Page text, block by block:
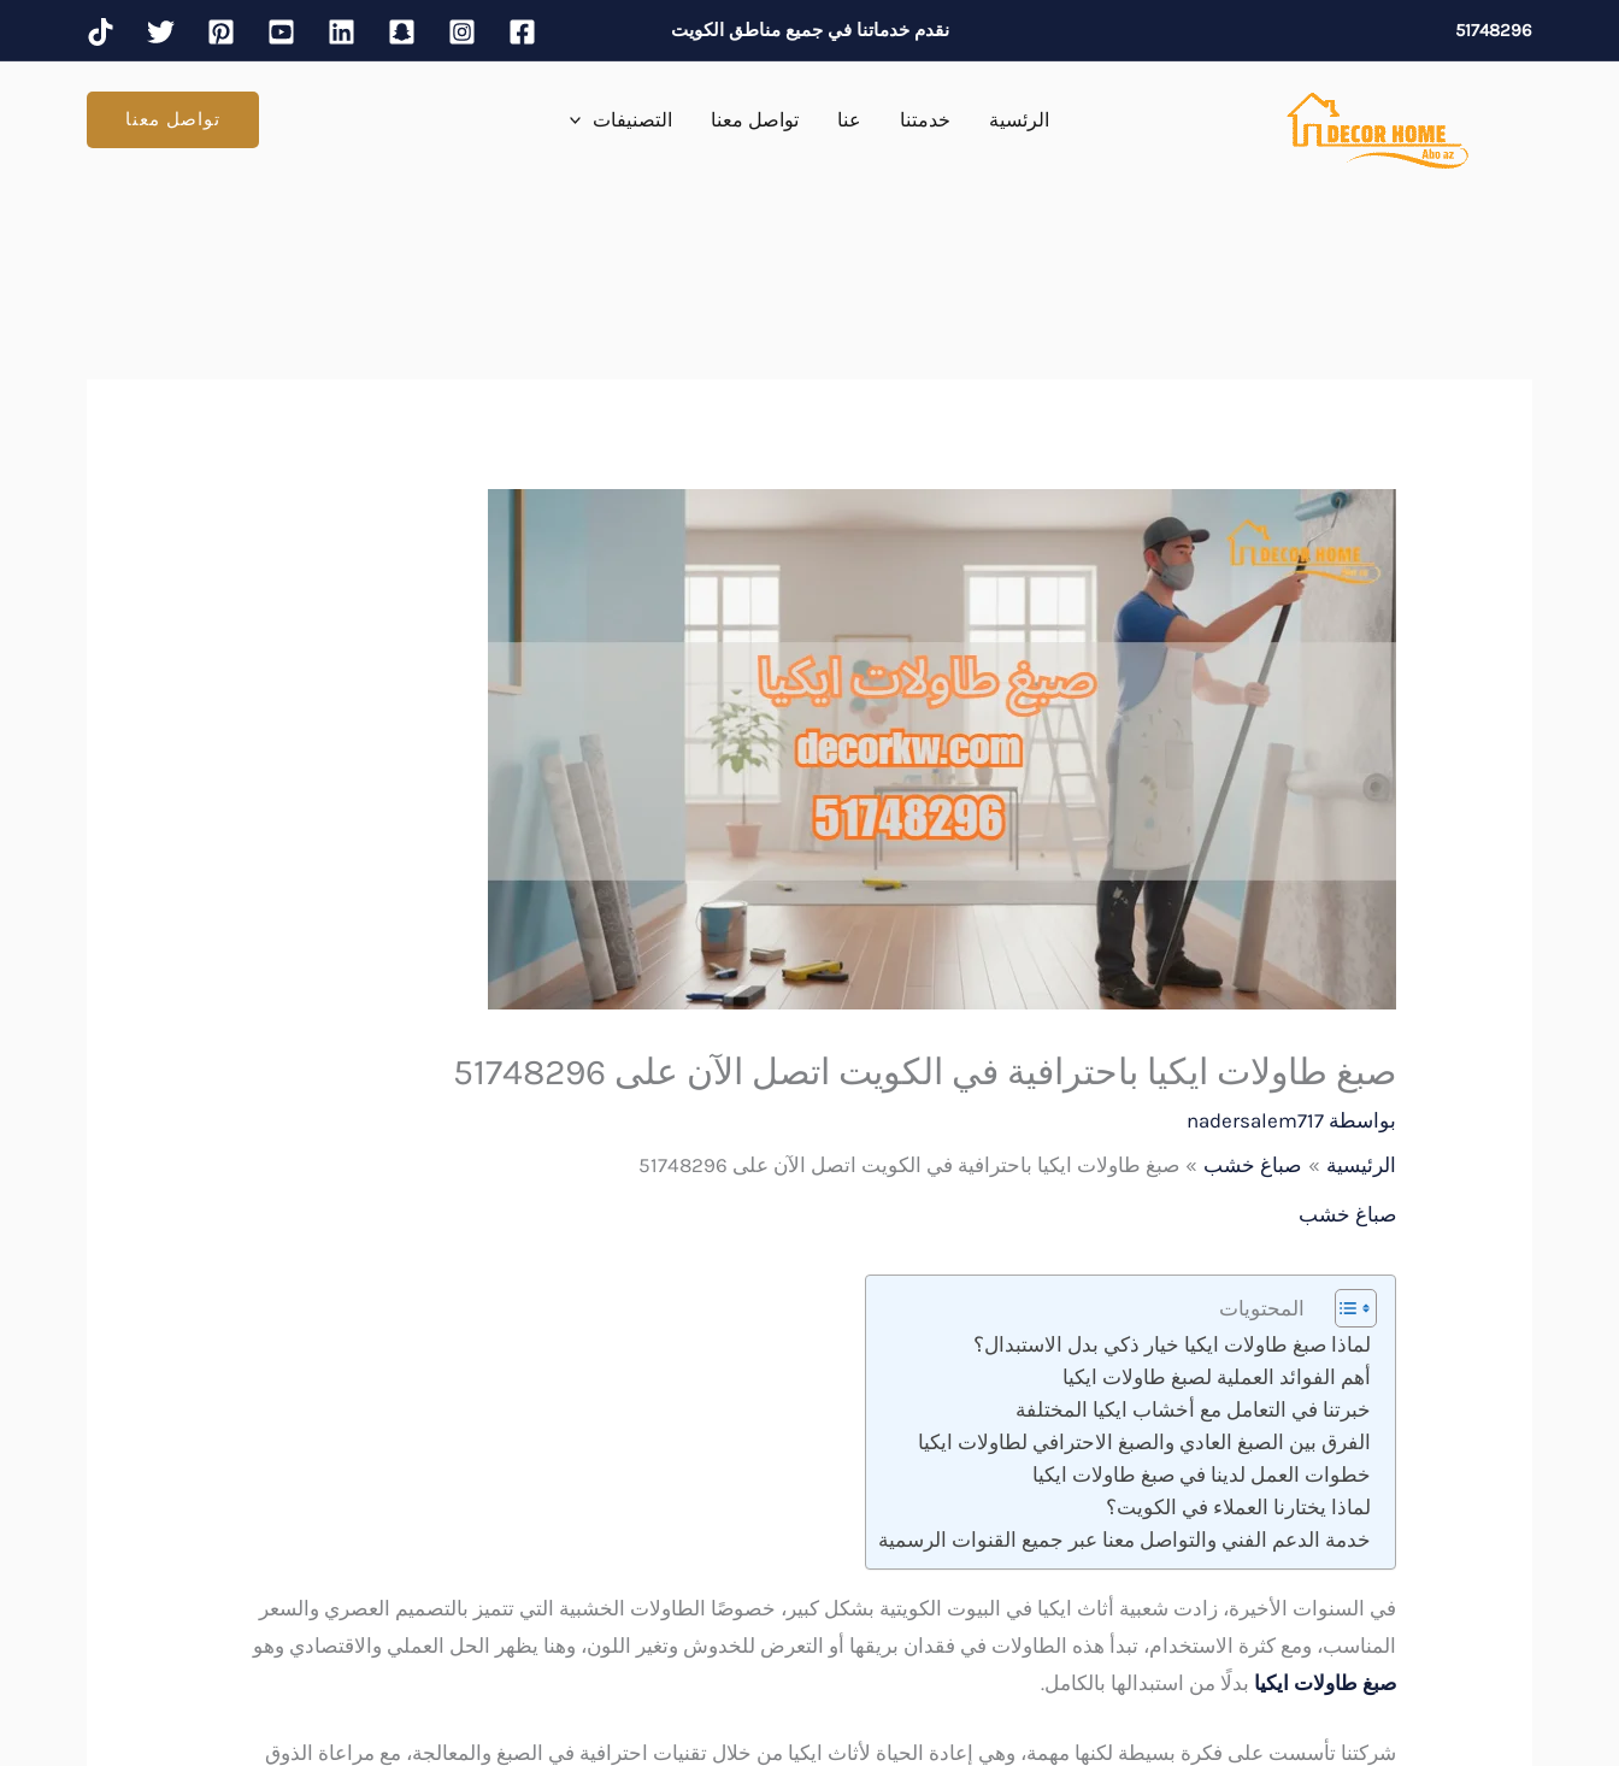
إلى
51748296 نقدم خدماتنا في جميع مناطق الكويت
الرئسية خدمتنا عنا تواصل معنا التصنيفات تواصل معنا
صبغ طاولات ايكيا باحترافية في الكويت اتصل الآن على 51748296
بواسطة nadersalem717
الرئيسية
صباغ خشب صبغ طاولات ايكيا باحترافية في الكويت اتصل الآن على 51748296
صباغ خشب
المحتويات
لماذا صبغ طاولات ايكيا خيار ذكي بدل الاستبدال؟
أهم الفوائد العملية لصبغ طاولات ايكيا
خبرتنا في التعامل مع أخشاب ايكيا المختلفة
الفرق بين الصبغ العادي والصبغ الاحترافي لطاولات ايكيا
خطوات العمل لدينا في صبغ طاولات ايكيا
لماذا يختارنا العملاء في الكويت؟
خدمة الدعم الفني والتواصل معنا عبر جميع القنوات الرسمية
في السنوات الأخيرة، زادت شعبية أثاث ايكيا في البيوت الكويتية بشكل كبير، خصوصًا الطاولات الخشبية التي تتميز بالتصميم العصري والسعر
المناسب، ومع كثرة الاستخدام، تبدأ هذه الطاولات في فقدان بريقها أو التعرض للخدوش وتغير اللون، وهنا يظهر الحل العملي والاقتصادي وهو
صبغ طاولات ايكيا بدلًا من استبدالها بالكامل.
شركتنا تأسست على فكرة بسيطة لكنها مهمة، وهي إعادة الحياة لأثاث ايكيا من خلال تقنيات احترافية في الصبغ والمعالجة، مع مراعاة الذوق